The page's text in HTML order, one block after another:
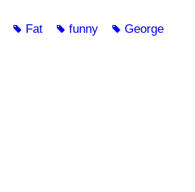
tag Fat tagfunny tagGeorge